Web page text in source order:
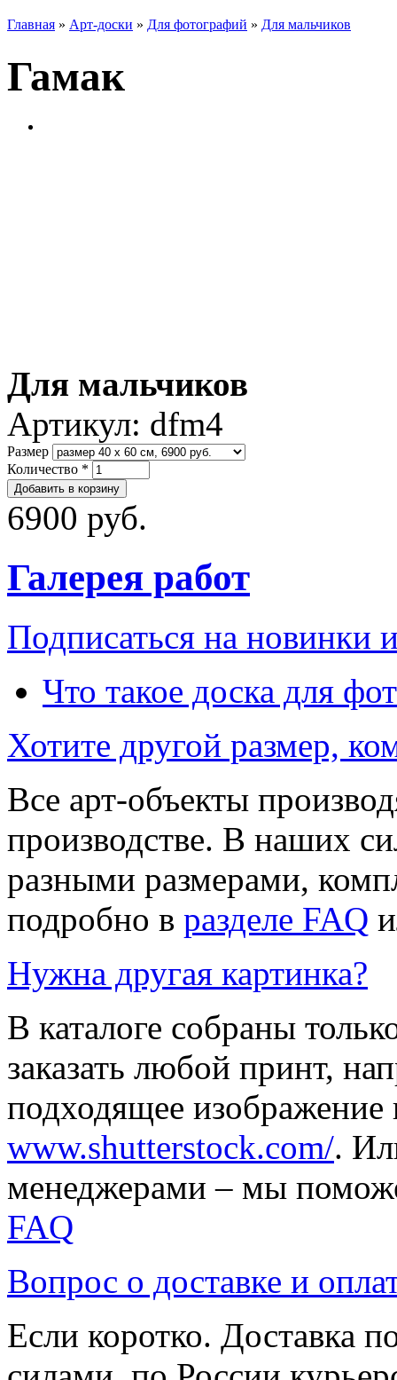
Главная » Арт-доски » Для фотографий » Для мальчиков
Гамак
Для мальчиков
Артикул: dfm4
Размер
Количество *
6900 руб.
Галерея работ
Подписаться на новинки
Что такое доска для
Хотите другой размер,
Все арт-объекты
производстве. В наших
разными размерами,
подробно в разделе FAQ
Нужна другая картинка?
В каталоге собраны
заказать любой принт,
подходящее изображение
www.shutterstock.com/.
менеджерами – мы
FAQ
Вопрос о доставке и
Если коротко. Доставка